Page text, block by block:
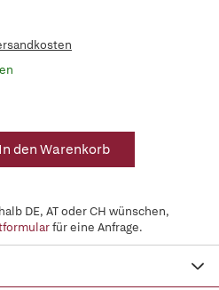
In den Warenkorb
DE, AT oder CH wünschen,
für eine Anfrage.